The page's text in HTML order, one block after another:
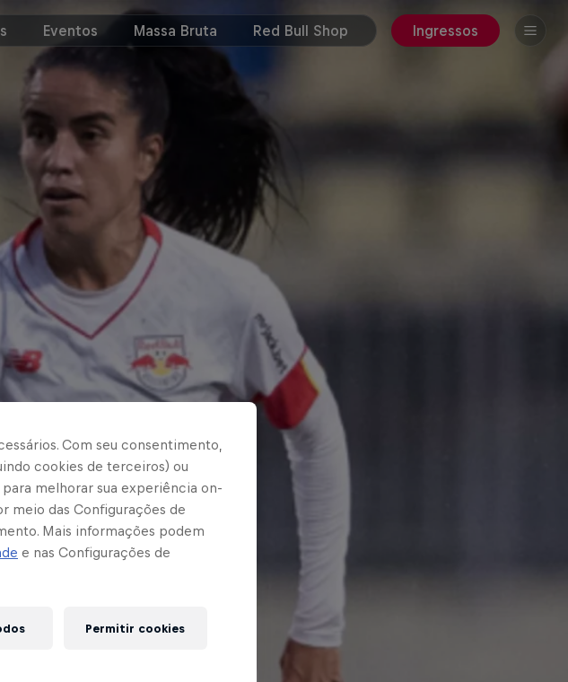
Eventos Massa Bruta Red Bull Shop Ingressos
Com seu consentimento,
cookies de terceiros) ou
melhorar sua experiência on-
meio das Configurações de
Mais informações podem
e nas Configurações de
Permitir cookies